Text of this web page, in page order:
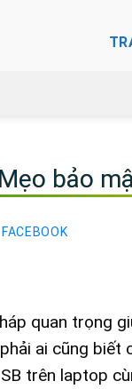
bảo
FACEBOOK
quan trọng
ai cũng
trên laptop